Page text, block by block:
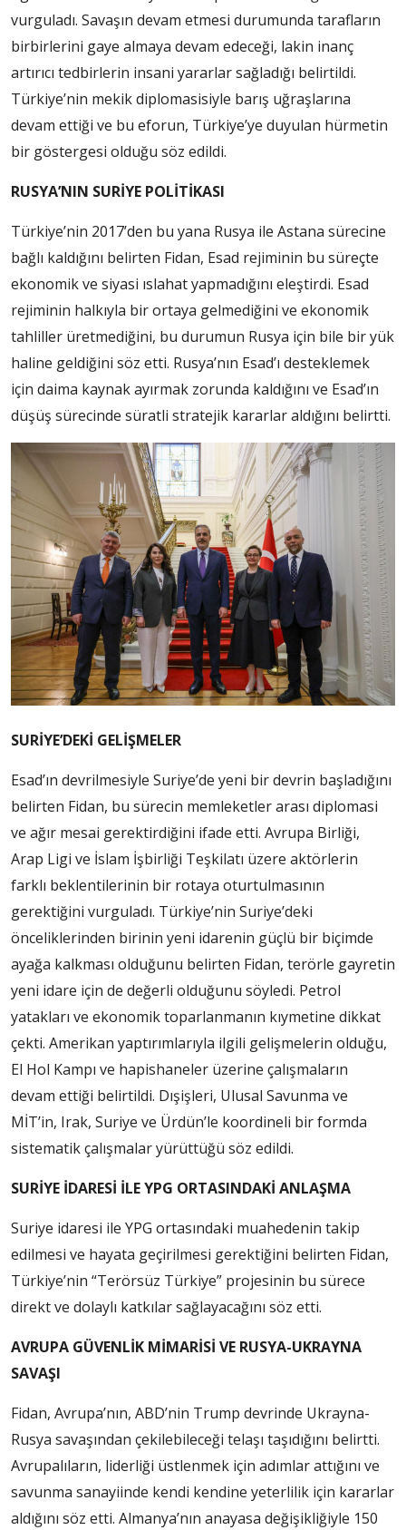
vurguladı. Savaşın devam etmesi durumunda tarafların
birbirlerini gaye almaya devam edeceği, lakin inanç
artırıcı tedbirlerin insani yararlar sağladığı belirtildi.
Türkiye’nin mekik diplomasisiyle barış uğraşlarına
devam ettiği ve bu eforun, Türkiye’ye duyulan hürmetin
bir göstergesi olduğu söz edildi.
RUSYA’NIN SURİYE POLİTİKASI
Türkiye’nin 2017’den bu yana Rusya ile Astana sürecine
bağlı kaldığını belirten Fidan, Esad rejiminin bu süreçte
ekonomik ve siyasi ıslahat yapmadığını eleştirdi. Esad
rejiminin halkıyla bir ortaya gelmediğini ve ekonomik
tahliller üretmediğini, bu durumun Rusya için bile bir yük
haline geldiğini söz etti. Rusya’nın Esad’ı desteklemek
için daima kaynak ayırmak zorunda kaldığını ve Esad’ın
düşüş sürecinde süratli stratejik kararlar aldığını belirtti.
SURİYE’DEKİ GELİŞMELER
Esad’ın devrilmesiyle Suriye’de yeni bir devrin başladığını
belirten Fidan, bu sürecin memleketler arası diplomasi
ve ağır mesai gerektirdiğini ifade etti. Avrupa Birliği,
Arap Ligi ve İslam İşbirliği Teşkilatı üzere aktörlerin
farklı beklentilerinin bir rotaya oturtulmasının
gerektiğini vurguladı. Türkiye’nin Suriye’deki
önceliklerinden birinin yeni idarenin güçlü bir biçimde
ayağa kalkması olduğunu belirten Fidan, terörle gayretin
yeni idare için de değerli olduğunu söyledi. Petrol
yatakları ve ekonomik toparlanmanın kıymetine dikkat
çekti. Amerikan yaptırımlarıyla ilgili gelişmelerin olduğu,
El Hol Kampı ve hapishaneler üzerine çalışmaların
devam ettiği belirtildi. Dışişleri, Ulusal Savunma ve
MİT’in, Irak, Suriye ve Ürdün’le koordineli bir formda
sistematik çalışmalar yürüttüğü söz edildi.
SURİYE İDARESİ İLE YPG ORTASINDAKİ ANLAŞMA
Suriye idaresi ile YPG ortasındaki muahedenin takip
edilmesi ve hayata geçirilmesi gerektiğini belirten Fidan,
Türkiye’nin “Terörsüz Türkiye” projesinin bu sürece
direkt ve dolaylı katkılar sağlayacağını söz etti.
AVRUPA GÜVENLİK MİMARİSİ VE RUSYA-UKRAYNA
SAVAŞI
Fidan, Avrupa’nın, ABD’nin Trump devrinde Ukrayna-
Rusya savaşından çekilebileceği telaşı taşıdığını belirtti.
Avrupalıların, liderliği üstlenmek için adımlar attığını ve
savunma sanayiinde kendi kendine yeterlilik için kararlar
aldığını söz etti. Almanya’nın anayasa değişikliğiyle 150